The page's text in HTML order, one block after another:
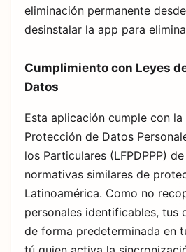
eliminación permanente
desinstalar la app para
Cumplimiento con Leyes
Datos
Esta aplicación cumple con la
Protección de Datos
los Particulares (LFPDPPP)
normativas similares de
Latinoamérica. Como no
personales identificables, tus
de forma predeterminada en